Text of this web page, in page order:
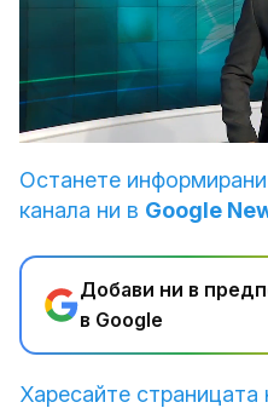
Unmute
Останете
канала ни в Google
Добави ни в
в Google
Харесайте